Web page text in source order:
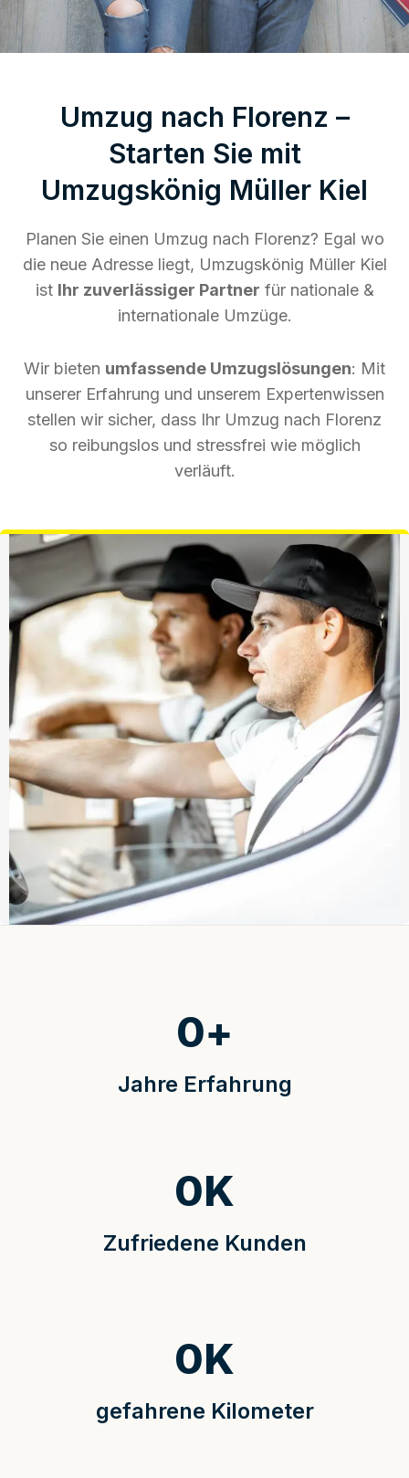
Umzug nach Florenz –
Starten Sie mit
Umzugskönig Müller Kiel
Planen Sie einen Umzug nach Florenz? Egal wo
die neue Adresse liegt, Umzugskönig Müller Kiel
ist Ihr zuverlässiger Partner für nationale &
internationale Umzüge.
Wir bieten umfassende Umzugslösungen: Mit
unserer Erfahrung und unserem Expertenwissen
stellen wir sicher, dass Ihr Umzug nach Florenz
so reibungslos und stressfrei wie möglich
verläuft.
Jahre Erfahrung
0+
Zufriedene Kunden
0K
gefahrene Kilometer
0K